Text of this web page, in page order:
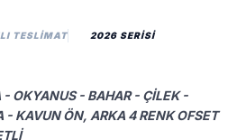
TESLIMAT 2026 SERİSİ
- OKYANUS - BAHAR - ÇILEK -
- KAVUN ÖN, ARKA 4 RENK OFSET